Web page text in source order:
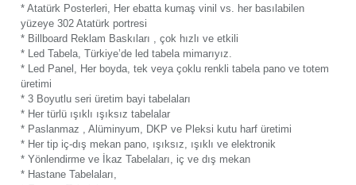
* Atatürk Posterleri, Her ebatta kumaş vinil vs. her basılabilen
yüzeye 302 Atatürk portresi
* Billboard Reklam Baskıları , çok hızlı ve etkili
* Led Tabela, Türkiye’de led tabela mimarıyız.
* Led Panel, Her boyda, tek veya çoklu renkli tabela pano ve totem
üretimi
* 3 Boyutlu seri üretim bayi tabelaları
* Her türlü ışıklı ışıksız tabelalar
* Paslanmaz , Alüminyum, DKP ve Pleksi kutu harf üretimi
* Her tip iç-dış mekan pano, ışıksız, ışıklı ve elektronik
* Yönlendirme ve İkaz Tabelaları, iç ve dış mekan
* Hastane Tabelaları,